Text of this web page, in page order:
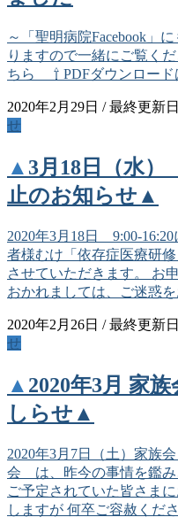
～「聖明病院Facebook」
りますので一緒にご覧く
ちら ⇧ PDFダウンロード
2020年2月29日 / 最終更新
せ
▲3月18日（水） 依存症医療研修 中
止のお知らせ▲
2020年3月18日 9:00-
者様むけ「依存症医療研
させていただきます。 お
おかれましては、ご迷惑
2020年2月26日 / 最終更新
せ
▲2020年3月 家族会・定例会 中止のお
しらせ▲
2020年3月7日（土）家族
会 は、昨今の事情を鑑み
ご予定されていた皆さま
しますが 何卒ご容赦くだ